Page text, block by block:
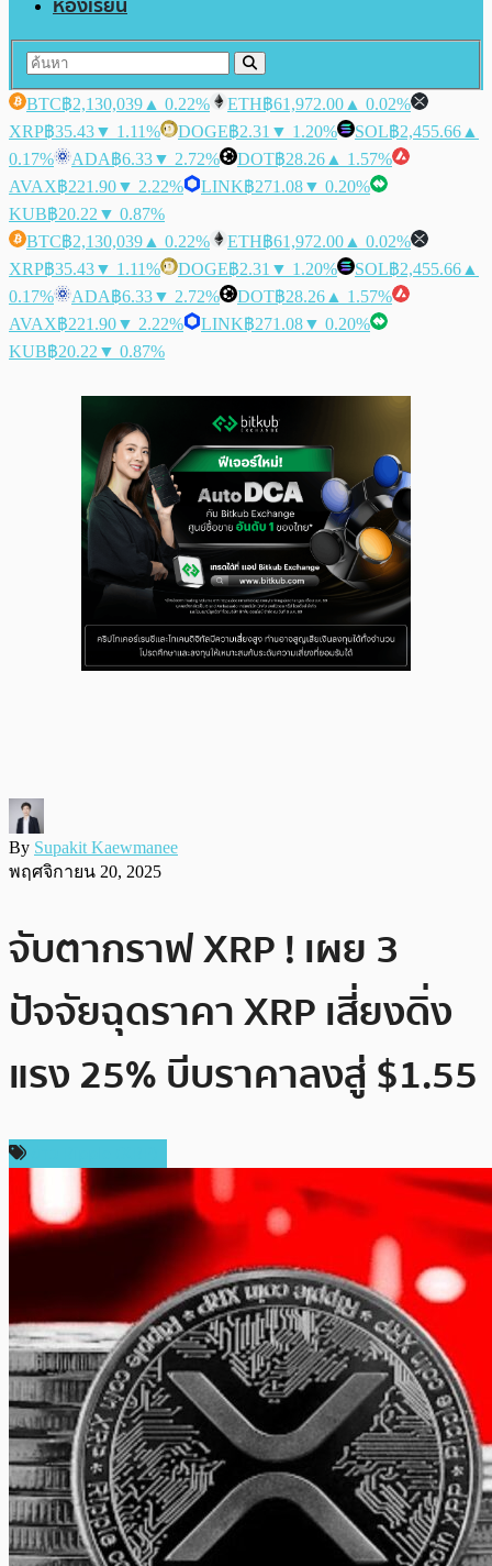
BTC฿2,130,039 ▲ 0.22% ETH฿61,972.00 ▲ 0.02%
XRP฿35.43▼ 1.11% DOGE฿2.31 ▼ 1.20% SOL฿2,455.66 ▲
0.17%
ADA฿6.33▼ 2.72% DOT฿28.26 ▲ 1.57%
AVAX฿221.90▼ 2.22% LINK฿271.08▼ 0.20%
KUB฿20.22 ▼ 0.87%
BTC฿2,130,039 ▲ 0.22% ETH฿61,972.00 ▲ 0.02%
XRP฿35.43▼ 1.11% DOGE฿2.31 ▼ 1.20% SOL฿2,455.66 ▲
0.17%
ADA฿6.33▼ 2.72% DOT฿28.26 ▲ 1.57%
AVAX฿221.90▼ 2.22% LINK฿271.08▼ 0.20%
KUB฿20.22 ▼ 0.87%
By Supakit Kaewmanee
พฤศจิกายน 20, 2025
จับตากราฟ XRP ! เผย 3
ปัจจัยฉุดราคา XRP เสี่ยงดิ่ง
แรง 25% บีบราคาลงสู่ $1.55